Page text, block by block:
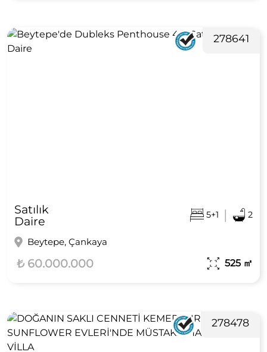
278641
Satılık
Daire
5+1 | 2
Beytepe, Çankaya
₺ 60.000.000 525 ㎡
278478